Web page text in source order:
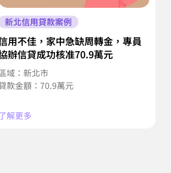
新北信用貸款案例
用不佳，家中急缺周轉金，專員
辦信貸成功核准70.9萬元
域：新北市
款金額：70.9萬元
解更多